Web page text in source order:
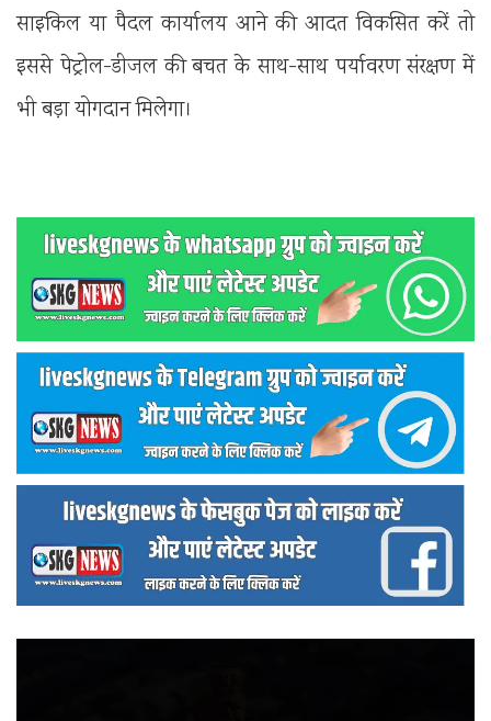
साइकिल या पैदल कार्यालय आने की आदत विकसित करें तो
इससे पेट्रोल-डीजल की बचत के साथ-साथ पर्यावरण संरक्षण में
भी बड़ा योगदान मिलेगा।